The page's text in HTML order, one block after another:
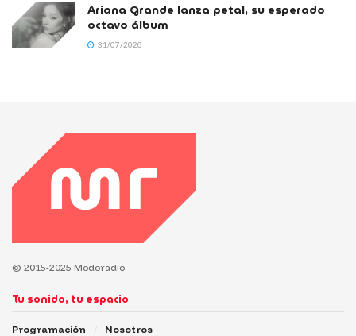
Ariana Grande lanza petal, su esperado
octavo álbum
31/07/2026
© 2015-2025 Modoradio
Tu sonido, tu espacio
Programación Nosotros